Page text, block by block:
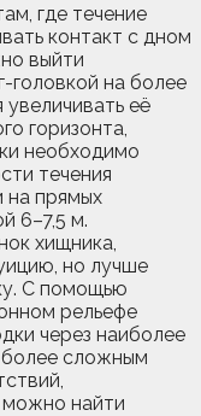
где течение
контакт с дном
выйти
головкой на более
её
горизонта,
необходимо
течения
на прямых
6–7,5 м.
хищника,
но лучше
С помощью
рельефе
через наиболее
более сложным
найти